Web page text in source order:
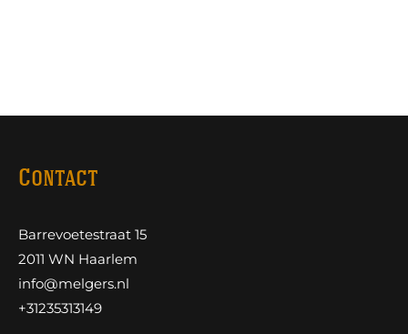
Contact
Barrevoetestraat 15
2011 WN Haarlem
info@melgers.nl
+31235313149